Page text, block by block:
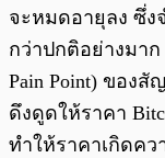
จะหมดอายุลง ซึ่
กว่าปกติอย่างมา
Pain Point) ของ
ดึงดูดให้ราคา
ทำให้ราคาเกิดค